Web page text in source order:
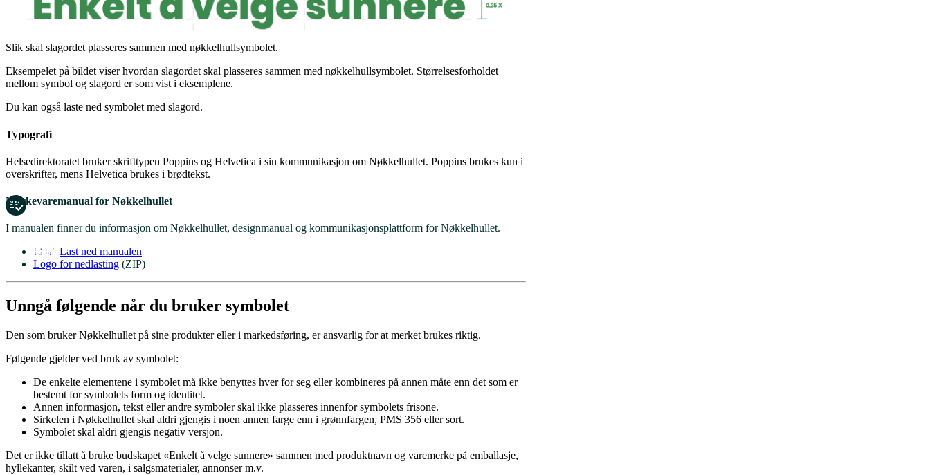
Slik skal slagordet plasseres sammen med nøkkelhullsymbolet.
Eksempelet på bildet viser hvordan slagordet skal plasseres sammen med nøkkelhullsymbolet. Størrelsesforholdet
mellom symbol og slagord er som vist i eksemplene.
Du kan også laste ned symbolet med slagord.
Typografi
Helsedirektoratet bruker skrifttypen Poppins og Helvetica i sin kommunikasjon om Nøkkelhullet. Poppins brukes kun i
overskrifter, mens Helvetica brukes i brødtekst.
Merkevaremanual for Nøkkelhullet
I manualen finner du informasjon om Nøkkelhullet, designmanual og kommunikasjonsplattform for Nøkkelhullet.
Last ned manualen
Logo for nedlasting (ZIP)
Unngå følgende når du bruker symbolet
Den som bruker Nøkkelhullet på sine produkter eller i markedsføring, er ansvarlig for at merket brukes riktig.
Følgende gjelder ved bruk av symbolet:
De enkelte elementene i symbolet må ikke benyttes hver for seg eller kombineres på annen måte enn det som er
bestemt for symbolets form og identitet.
Annen informasjon, tekst eller andre symboler skal ikke plasseres innenfor symbolets frisone.
Sirkelen i Nøkkelhullet skal aldri gjengis i noen annen farge enn i grønnfargen, PMS 356 eller sort.
Symbolet skal aldri gjengis negativ versjon.
Det er ikke tillatt å bruke budskapet «Enkelt å velge sunnere» sammen med produktnavn og varemerke på emballasje,
hyllekanter, skilt ved varen, i salgsmaterialer, annonser m.v.